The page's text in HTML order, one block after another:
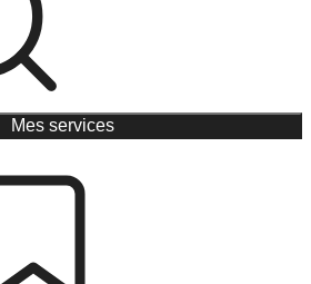
Mes services